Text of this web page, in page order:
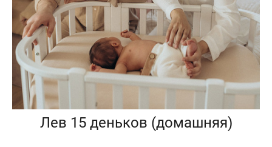
Лев 15 деньков (домашняя)